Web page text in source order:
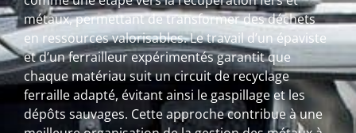
métaux, permettant de transformer des déchets
en ressources valorisables. Le travail d’un épaviste
et d’un ferrailleur expérimentés garantit que
chaque matériau suit un circuit de recyclage
ferraille adapté, évitant ainsi le gaspillage et les
dépôts sauvages. Cette approche contribue à une